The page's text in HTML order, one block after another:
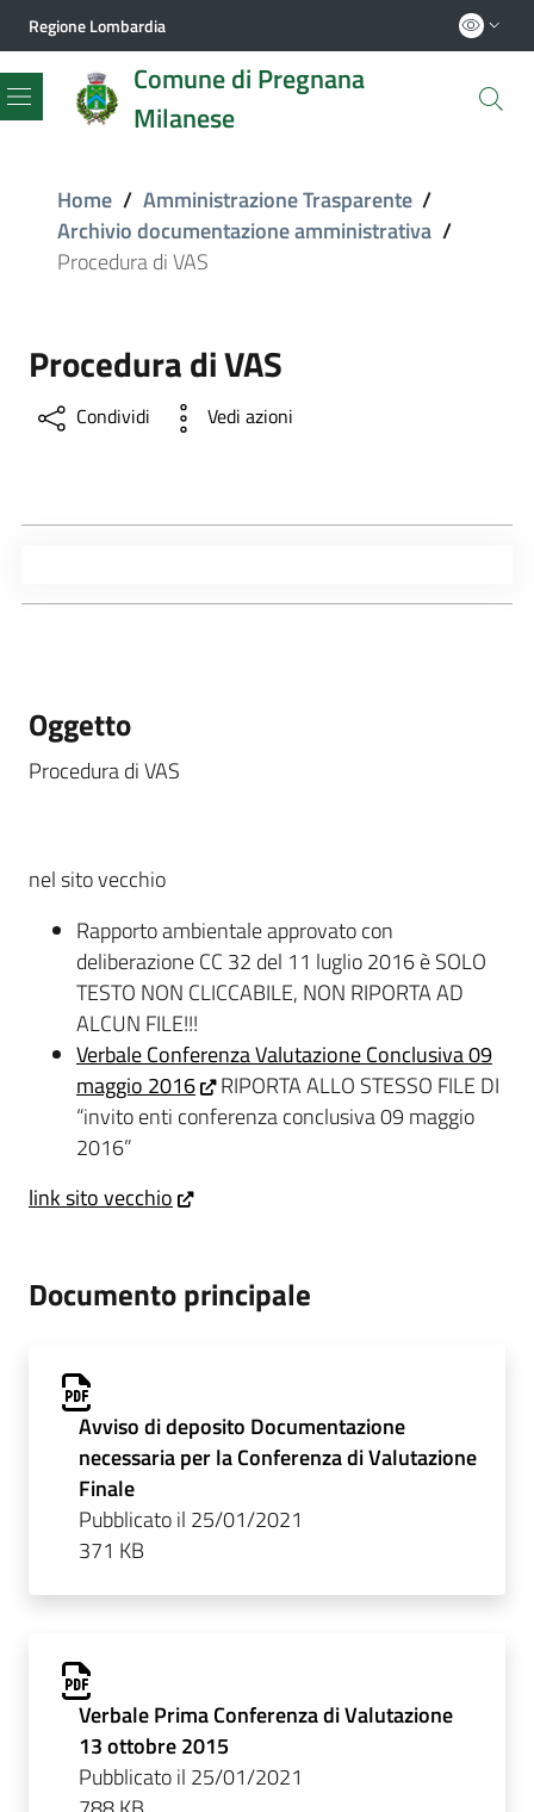
Regione Lombardia
Comune di Pregnana
Milanese
Menu
Home / Amministrazione Trasparente /
Archivio documentazione amministrativa /
Procedura di VAS
Procedura di VAS
Condividi Vedi azioni
Oggetto
Procedura di VAS
nel sito vecchio
Rapporto ambientale approvato con
deliberazione CC 32 del 11 luglio 2016 è SOLO
TESTO NON CLICCABILE, NON RIPORTA AD
ALCUN FILE!!!
Verbale Conferenza Valutazione Conclusiva 09
maggio 2016
RIPORTA ALLO STESSO FILE DI
“invito enti conferenza conclusiva 09 maggio
2016”
link sito vecchio
Documento principale
Avviso di deposito Documentazione
necessaria per la Conferenza di Valutazione
Finale
Pubblicato il 25/01/2021
371 KB
Verbale Prima Conferenza di Valutazione
13 ottobre 2015
Pubblicato il 25/01/2021